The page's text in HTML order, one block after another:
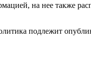
на нее также
подлежит